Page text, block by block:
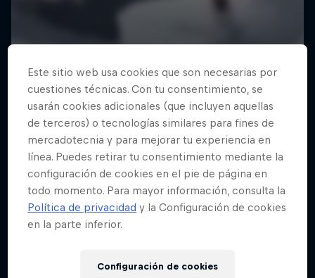
Este sitio web usa cookies que son necesarias por
cuestiones técnicas. Con tu consentimiento, se
usarán cookies adicionales (que incluyen aquellas
de terceros) o tecnologías similares para fines de
mercadotecnia y para mejorar tu experiencia en
línea. Puedes retirar tu consentimiento mediante la
configuración de cookies en el pie de página en
todo momento. Para mayor información, consulta la
Política de privacidad y la Configuración de cookies
en la parte inferior.
Configuración de cookies